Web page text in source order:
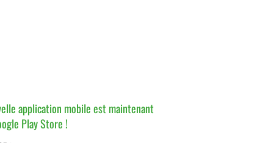
application mobile est maintenant
Play Store !